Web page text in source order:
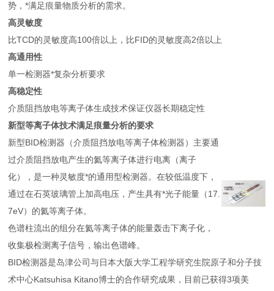
势，*满足痕量物质分析的需求。
高灵敏度
比TCD的灵敏度高100倍以上，比FID的灵敏度高2倍以上
高通用性
单一检测器*复杂分析要求
高稳定性
介质阻挡放电等离子体生成技术保证仪器长期稳定性
新型等离子体技术满足痕量分析的要求
新型BID检测器（介质阻挡放电等离子体检测器）主要通
过介质阻挡放电产生的氦等离子体进行电离（离子
化），是一种灵敏度*的通用型检测器。在较低温度下，
通过在石英玻璃管上加高电压，产生具有*光子能量（17.
7eV）的氦等离子体。
色谱柱流出的组分在氦等离子体的能量轰击下离子化，
收集极检测离子信号，输出色谱峰。
BID检测器是岛津公司与日本大阪大学工程学研究生院原子和分子技
术中心Katsuhisa Kitano博士的合作研究成果，目前已获得3项美